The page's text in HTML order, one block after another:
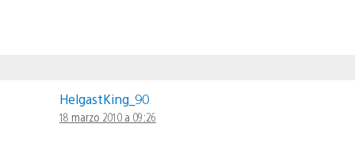
HelgastKing_90
18 marzo 2010 a 09:26